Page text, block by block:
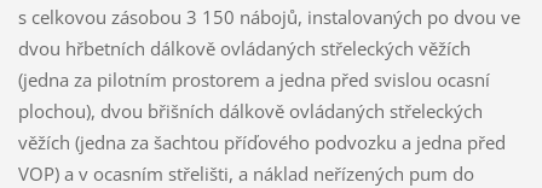
s celkovou zásobou 3 150 nábojů, instalovaných po dvou ve
dvou hřbetních dálkově ovládaných střeleckých věžích
(jedna za pilotním prostorem a jedna před svislou ocasní
plochou), dvou břišních dálkově ovládaných střeleckých
věžích (jedna za šachtou příďového podvozku a jedna před
VOP) a v ocasním střelišti, a náklad neřízených pum do